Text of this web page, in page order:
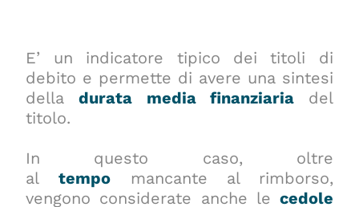
E’ un indicatore tipico dei titoli di
debito e permette di avere una sintesi
delladurata media finanziariadel
titolo.
In questo caso, oltre
altempo mancante al rimborso,
vengono considerate anche le cedole